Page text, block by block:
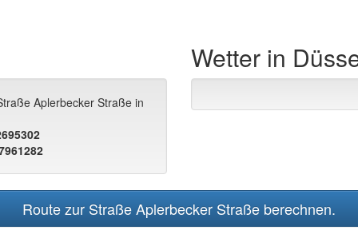
Aplerbecker Straße in
Wetter in
Route zur Straße Aplerbecker Straße berechnen.